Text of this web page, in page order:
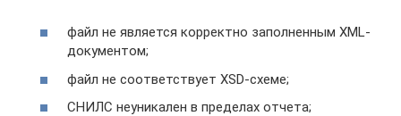
файл не является корректно заполненным XML-
документом;
файл не соответствует XSD-схеме;
СНИЛС неуникален в пределах отчета;